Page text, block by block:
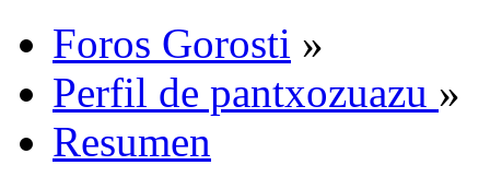
Foros Gorosti »
Perfil de pantxozuazu »
Resumen